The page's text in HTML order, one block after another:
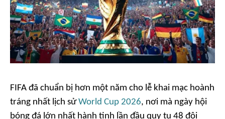
FIFA đã chuẩn bị hơn một năm cho lễ khai mạc hoành
tráng nhất lịch sửWorld Cup 2026, nơi mà ngày hội
bóng đá lớn nhất hành tinh lần đầu quy tụ 48 đội